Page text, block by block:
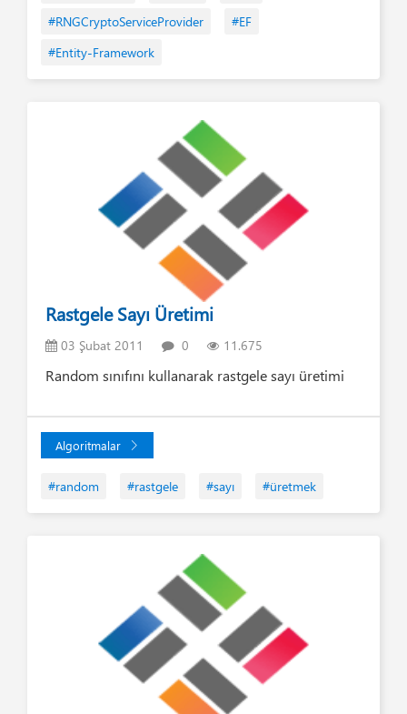
#RNGCryptoServiceProvider
#EF
#Entity-Framework
Rastgele Sayı Üretimi
03 Şubat 2011 0 11.675
Random sınıfını kullanarak rastgele sayı üretimi
Algoritmalar
#random #rastgele #sayı #üretmek